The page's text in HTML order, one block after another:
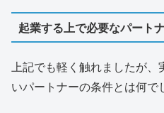
起業する上で必要なパート
上記でも軽く触れましたが、
いパートナーの条件とは何で